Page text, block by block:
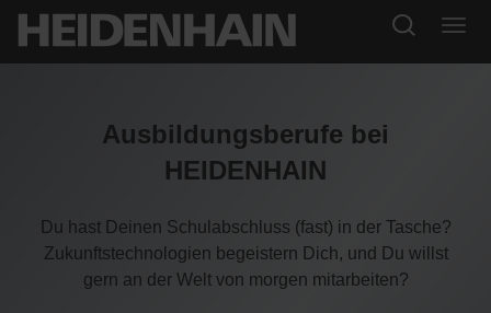
Ausbildungsberufe bei
HEIDENHAIN
Du hast Deinen Schulabschluss (fast) in der Tasche?
Zukunftstechnologien begeistern Dich, und Du willst
gern an der Welt von morgen mitarbeiten?